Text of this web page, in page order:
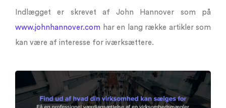
Indlægget er skrevet af John Hannover som på
www.johnhannover.com har en lang række artikler som
kan være af interesse for iværksættere.